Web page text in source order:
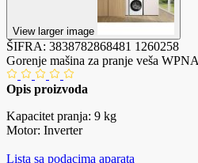
View larger image
ŠIFRA: 3838782868481 1260258
Gorenje mašina za pranje veša
Opis proizvoda
Kapacitet pranja: 9 kg
Motor: Inverter
Lista sa podacima aparata